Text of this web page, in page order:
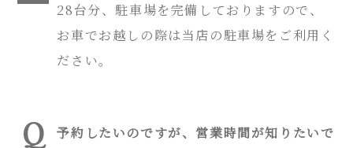
28台分、駐車場を完備しておりますので、
お車でお越しの際は当店の駐車場をご利用く
ださい。
予約したいのですが、営業時間が知りたいで